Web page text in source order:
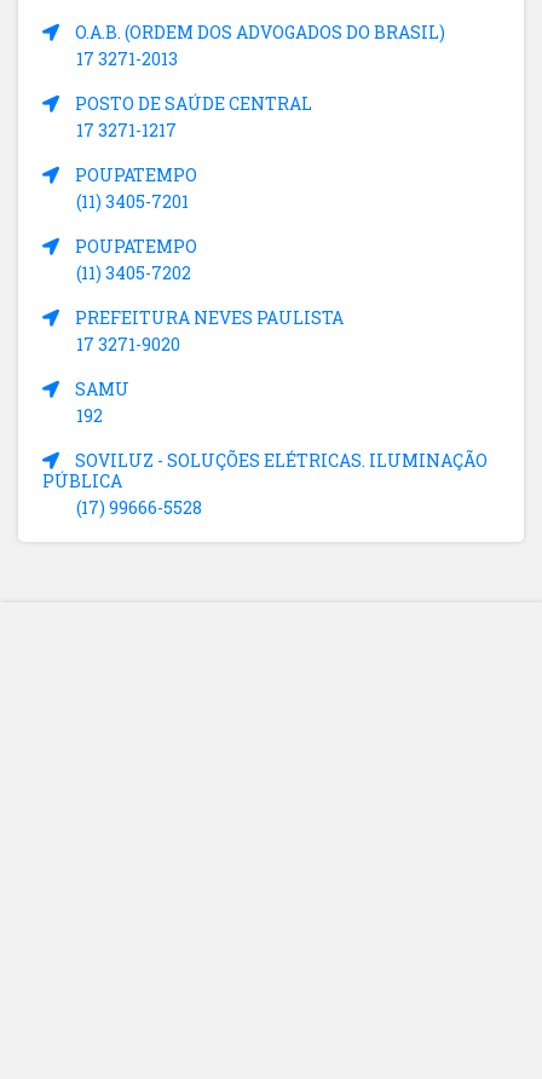
O.A.B. (ORDEM DOS ADVOGADOS DO BRASIL)
17 3271-2013
POSTO DE SAÚDE CENTRAL
17 3271-1217
POUPATEMPO
(11) 3405-7201
POUPATEMPO
(11) 3405-7202
PREFEITURA NEVES PAULISTA
17 3271-9020
SAMU
192
SOVILUZ - SOLUÇÕES ELÉTRICAS. ILUMINAÇÃO
PÚBLICA
(17) 99666-5528